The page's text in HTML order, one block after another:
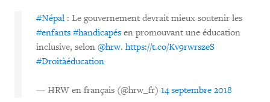
#Népal : Le gouvernement devrait mieux soutenir les
#enfants #handicapés en promouvant une éducation
inclusive, selon @hrw. https://t.co/Kv9rwrszeS
#Droitàéducation
— HRW en français (@hrw_fr) 14 septembre 2018